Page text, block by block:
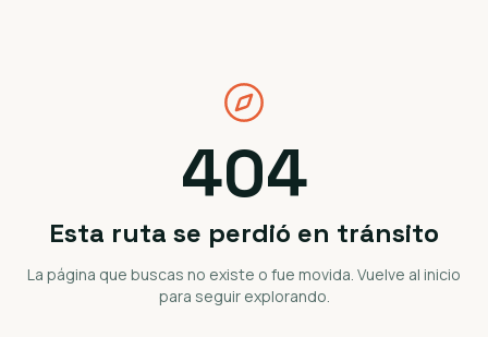
404
Esta ruta se perdió en tránsito
La página que buscas no existe o fue movida. Vuelve al inicio
para seguir explorando.